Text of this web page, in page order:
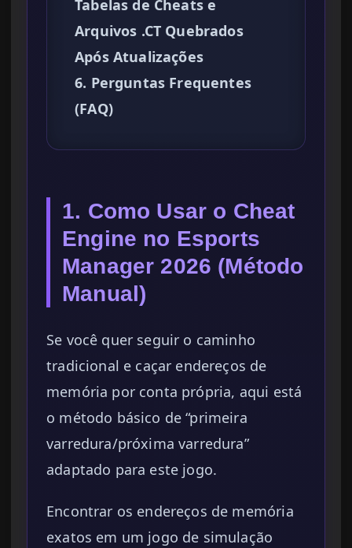
Tabelas de Cheats e
Arquivos .CT Quebrados
Após Atualizações
6. Perguntas Frequentes
(FAQ)
1. Como Usar o Cheat
Engine no Esports
Manager 2026 (Método
Manual)
Se você quer seguir o caminho
tradicional e caçar endereços de
memória por conta própria, aqui está
o método básico de “primeira
varredura/próxima varredura”
adaptado para este jogo.
Encontrar os endereços de memória
exatos em um jogo de simulação